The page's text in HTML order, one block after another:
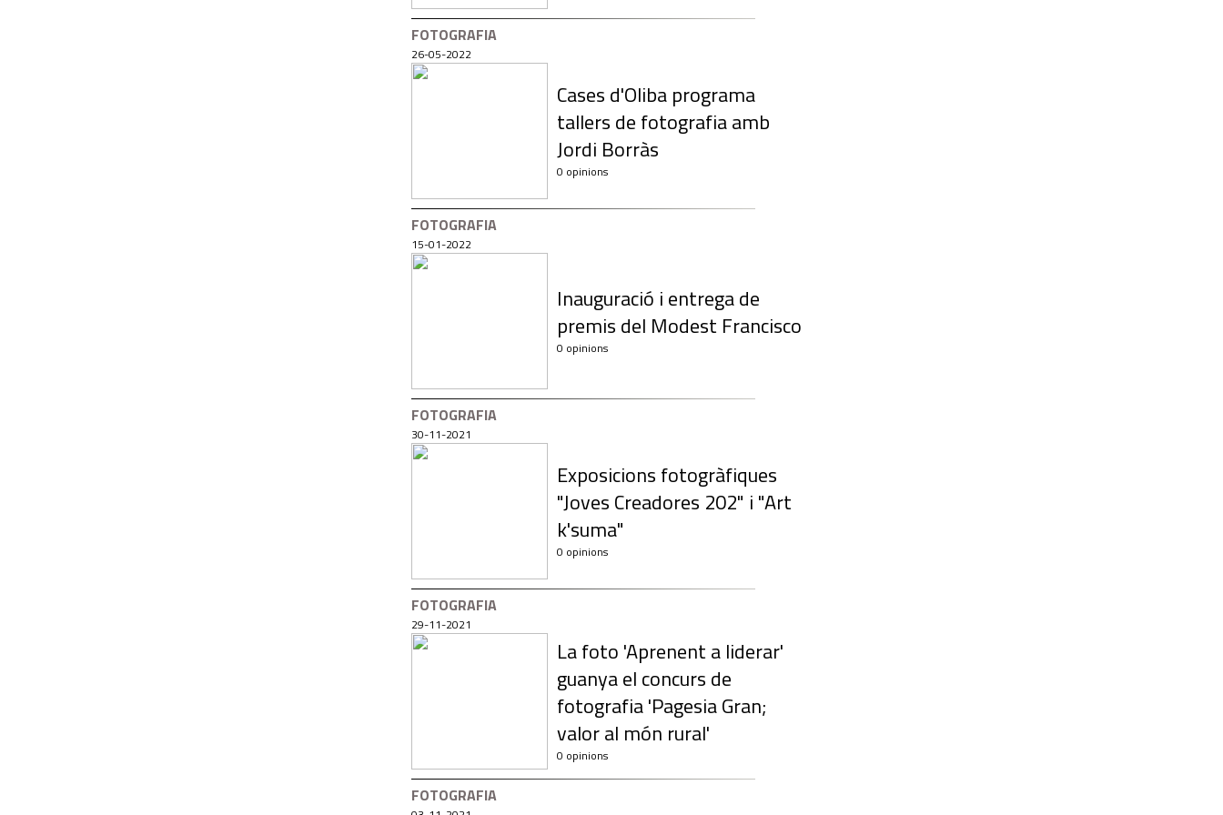
FOTOGRAFIA
26-05-2022
Cases d'Oliba programa
tallers de fotografia amb
Jordi Borràs
0 opinions
FOTOGRAFIA
15-01-2022
Inauguració i entrega de
premis del Modest Francisco
0 opinions
FOTOGRAFIA
30-11-2021
Exposicions fotogràfiques
"Joves Creadores 202" i "Art
k'suma"
0 opinions
FOTOGRAFIA
29-11-2021
La foto 'Aprenent a liderar'
guanya el concurs de
fotografia 'Pagesia Gran;
valor al món rural'
0 opinions
FOTOGRAFIA